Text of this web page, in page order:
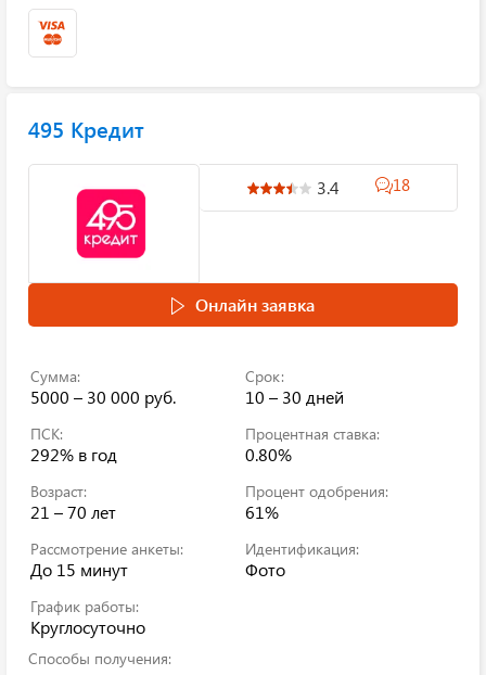
495 Кредит
3.4 18
Онлайн заявка
Сумма:
5000 – 30 000 руб.
Срок:
10 – 30 дней
ПСК:
292% в год
Процентная ставка:
0.80%
Возраст:
21 – 70 лет
Процент одобрения:
61%
Рассмотрение анкеты:
До 15 минут
Идентификация:
Фото
График работы:
Круглосуточно
Способы получения: